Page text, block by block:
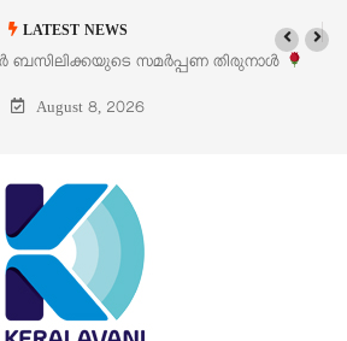
LATEST NEWS
ലൈഫ് സ്റ്റൈൽ എക്സിബിഷനും
August 8, 2026